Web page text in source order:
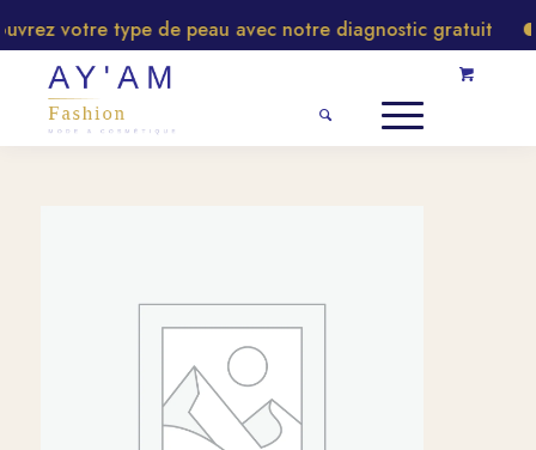
votre type de peau avec notre diagnostic gratuit